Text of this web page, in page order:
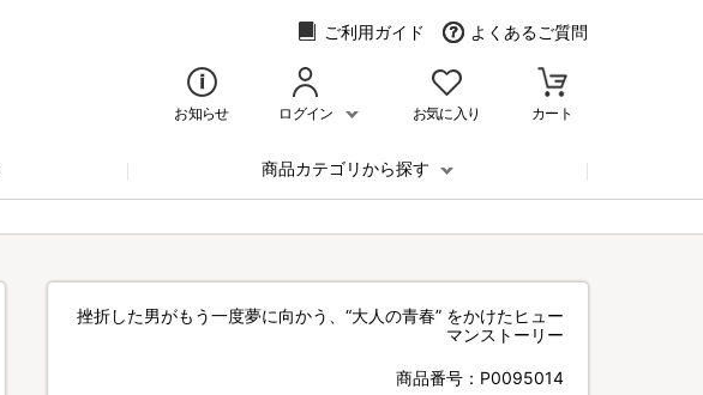
ご利用ガイド よくあるご質問
お知らせ ログイン お気に入り カート
商品カテゴリから探す
挫折した男がもう一度夢に向かう、“大人の青春” をかけたヒュー
マンストーリー
商品番号： P0095014